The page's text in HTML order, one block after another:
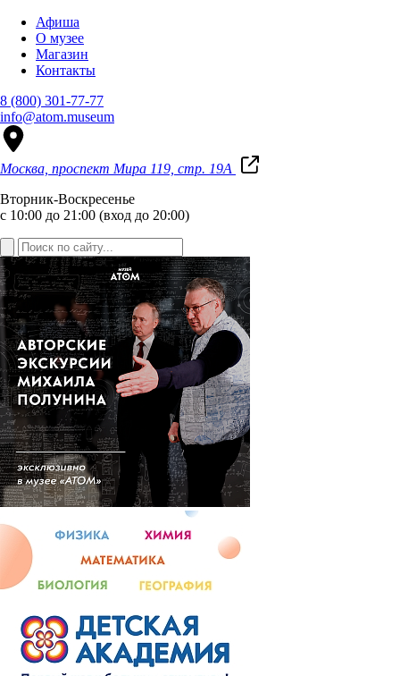
Афиша
О музее
Магазин
Контакты
8 (800) 301-77-77
info@atom.museum
Москва, проспект Мира 119, стр. 19А
Вторник-Воскресенье
с 10:00 до 21:00 (вход до 20:00)